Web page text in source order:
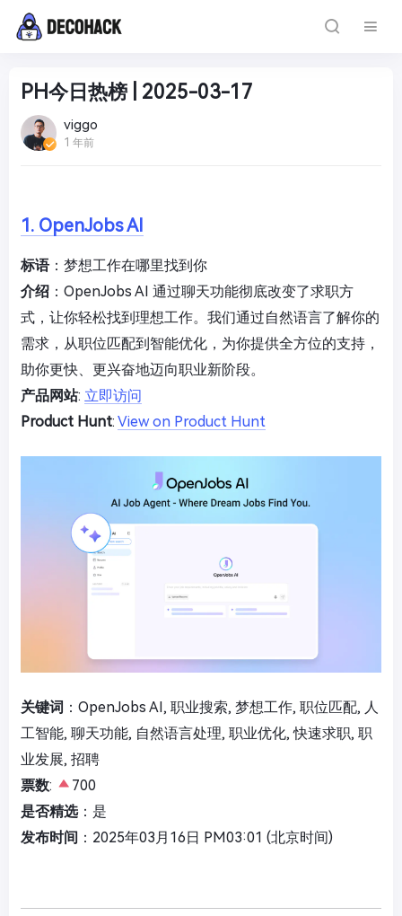
PH今日热榜 | 2025-03-17
viggo
1 年前
1. OpenJobs AI
标语：梦想工作在哪里找到你
介绍 ：OpenJobs AI 通过聊天功能彻底改变了求职方
式，让你轻松找到理想工作。我们通过自然语言了解你的
需求，从职位匹配到智能优化，为你提供全方位的支持，
助你更快、更兴奋地迈向职业新阶段。
产品网站: 立即访问
Product Hunt: View on Product Hunt
关键词 ：OpenJobs AI, 职业搜索, 梦想工作, 职位匹配, 人
工智能, 聊天功能, 自然语言处理, 职业优化, 快速求职, 职
业发展, 招聘
票数:
700
是否精选：是
发布时间 ：2025年03月16日 PM03:01 (北京时间)